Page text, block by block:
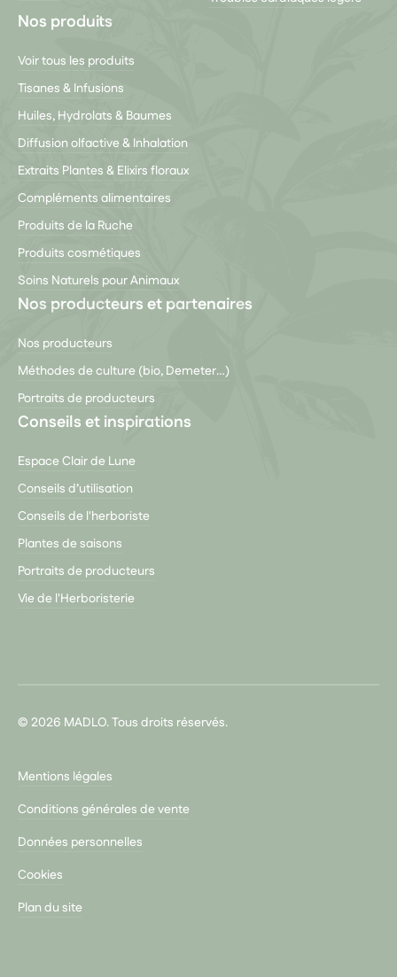
Nos produits
Voir tous les produits
Tisanes & Infusions
Huiles, Hydrolats & Baumes
Diffusion olfactive & Inhalation
Extraits Plantes & Elixirs floraux
Compléments alimentaires
Produits de la Ruche
Produits cosmétiques
Soins Naturels pour Animaux
Nos producteurs et partenaires
Nos producteurs
Méthodes de culture (bio, Demeter…)
Portraits de producteurs
Conseils et inspirations
Espace Clair de Lune
Conseils d’utilisation
Conseils de l'herboriste
Plantes de saisons
Portraits de producteurs
Vie de l'Herboristerie
© 2026 MADLO. Tous droits réservés.
Mentions légales
Conditions générales de vente
Données personnelles
Cookies
Plan du site